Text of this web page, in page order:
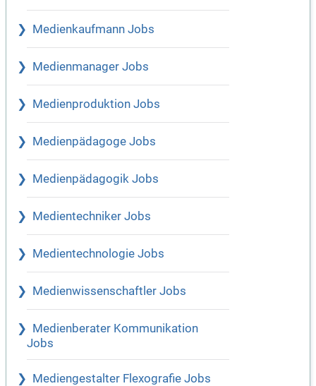
Medienkaufmann Jobs
Medienmanager Jobs
Medienproduktion Jobs
Medienpädagoge Jobs
Medienpädagogik Jobs
Medientechniker Jobs
Medientechnologie Jobs
Medienwissenschaftler Jobs
Medienberater Kommunikation
Jobs
Mediengestalter Flexografie Jobs